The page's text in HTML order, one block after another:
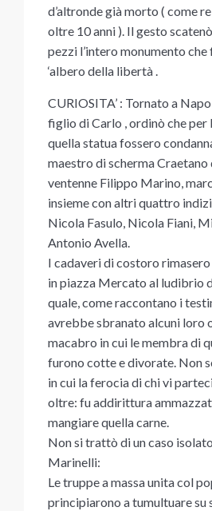
d’altronde già morto ( come
oltre 10 anni ). Il gesto
pezzi l’intero monumento
‘albero della libertà .
CURIOSITA’ : Tornato a
figlio di Carlo , ordinò che per
quella statua fossero
maestro di scherma
ventenne Filippo Marino,
insieme con altri quattro
Nicola Fasulo, Nicola Fiani,
Antonio Avella.
I cadaveri di costoro
in piazza Mercato al ludibrio
quale, come raccontano i
avrebbe sbranato alcuni loro
macabro in cui le membra di
furono cotte e divorate. Non
in cui la ferocia di chi vi
oltre: fu addirittura
mangiare quella carne.
Non si trattò di un caso
Marinelli:
Le truppe a massa unita col
principiarono a tumultuare su